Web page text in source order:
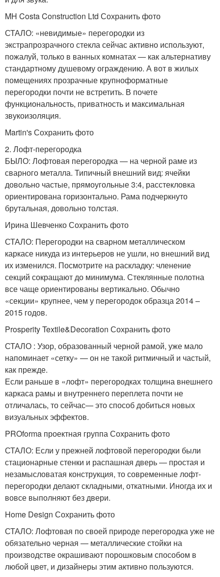
MH Costa Construction Ltd Сохранить фото
СТАЛО: «невидимые» перегородки из
экстрапрозрачного стекла сейчас активно используют,
пожалуй, только в ванных комнатах — как альтернативу
стандартному душевому ограждению. А вот в жилых
помещениях прозрачные крупноформатные
перегородки почти не встретить. В почете
функциональность, приватность и максимальная
звукоизоляция.
Martin's Сохранить фото
2. Лофт-перегородка
БЫЛО: Лофтовая перегородка — на черной раме из
сварного металла. Типичный внешний вид: ячейки
довольно частые, прямоугольные 3:4, расстекловка
ориентирована горизонтально. Рама подчеркнуто
брутальная, довольно толстая.
Ирина Шевченко Сохранить фото
СТАЛО: Перегородки на сварном металлическом
каркасе никуда из интерьеров не ушли, но внешний вид
их изменился. Посмотрите на раскладку: членение
секций сокращают до минимума. Стеклянные полотна
все чаще ориентированы вертикально. Обычно
«секции» крупнее, чем у перегородок образца 2014 –
2015 годов.
Prosperity Textile&Decoration Сохранить фото
СТАЛО : Узор, образованный черной рамой, уже мало
напоминает «сетку» — он не такой ритмичный и частый,
как прежде.
Если раньше в «лофт» перегородках толщина внешнего
каркаса рамы и внутреннего переплета почти не
отличалась, то сейчас— это способ добиться новых
визуальных эффектов.
PROforma проектная группа Сохранить фото
СТАЛО: Если у прежней лофтовой перегородки были
стационарные стенки и распашная дверь — простая и
незамысловатая конструкция, то современные лофт-
перегородки делают складными, откатными. Иногда их и
вовсе выполняют без двери.
Home Design Сохранить фото
СТАЛО: Лофтовая по своей природе перегородка уже не
обязательно черная — металлические стойки на
производстве окрашивают порошковым способом в
любой цвет, и дизайнеры этим активно пользуются.